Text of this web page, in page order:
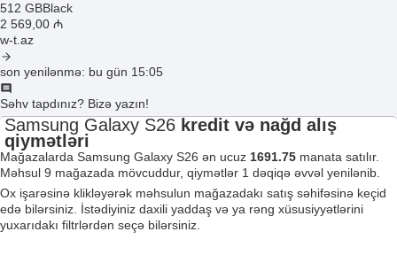
512 GBBlack
2 569 ,00 ₼
w-t.az
son yenilənmə: bu gün 15:05
Səhv tapdınız? Bizə yazın!
Samsung Galaxy S26 kredit və nağd alış
qiymətləri
Mağazalarda Samsung Galaxy S26 ən ucuz 1691.75 manata satılır.
Məhsul 9 mağazada mövcuddur, qiymətlər 1 dəqiqə əvvəl yenilənib.
Ox işarəsinə klikləyərək məhsulun mağazadakı satış səhifəsinə keçid
edə bilərsiniz. İstədiyiniz daxili yaddaş və ya rəng xüsusiyyətlərini
yuxarıdakı filtrlərdən seçə bilərsiniz.